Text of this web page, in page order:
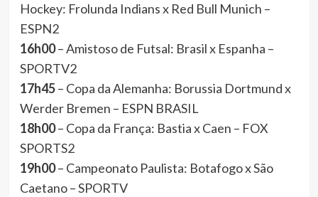
Hockey: Frolunda Indians x Red Bull Munich –
ESPN2
16h00– Amistoso de Futsal: Brasil x Espanha –
SPORTV2
17h45– Copa da Alemanha: Borussia Dortmund x
Werder Bremen – ESPN BRASIL
18h00– Copa da França: Bastia x Caen – FOX
SPORTS2
19h00– Campeonato Paulista: Botafogo x São
Caetano – SPORTV